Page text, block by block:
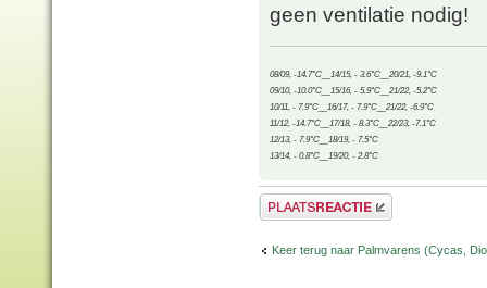
geen ventilatie nodig!
08/09, -14.7°C__14/15, - 3.6°C__20/21, -9.1°C
09/10, -10.0°C__15/16, - 5.9°C__21/22, -5.2°C
10/11, - 7.9°C__16/17, - 7.9°C__21/22, -6.9°C
11/12, -14.7°C__17/18, - 8.3°C__22/23, -7.1°C
12/13, - 7.9°C__18/19, - 7.5°C
13/14, - 0.8°C__19/20, - 2.8°C
Plaats een reactie
Keer terug naar Palmvarens (Cycas,